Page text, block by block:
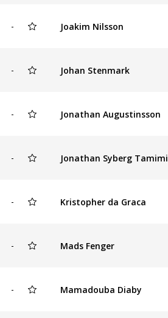
- Joakim Nilsson
- Johan Stenmark
- Jonathan Augustinsson
- Jonathan Syberg Tamimi
- Kristopher da Graca
- Mads Fenger
- Mamadouba Diaby